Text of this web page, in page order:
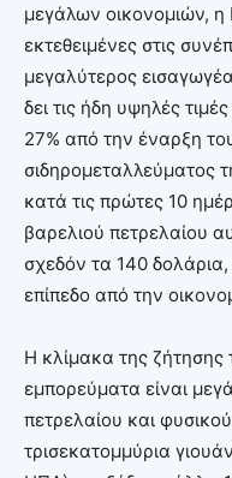
μεγάλων οικονομιών, η
εκτεθειμένες στις
μεγαλύτερος
δει τις ήδη υψηλές
27% από την έναρξη
σιδηρομεταλλεύματος
κατά τις πρώτες 10
βαρελιού πετρελαίου
σχεδόν τα 140
επίπεδο από την
Η κλίμακα της ζήτησης
εμπορεύματα είναι
πετρελαίου και
τρισεκατομμύρια